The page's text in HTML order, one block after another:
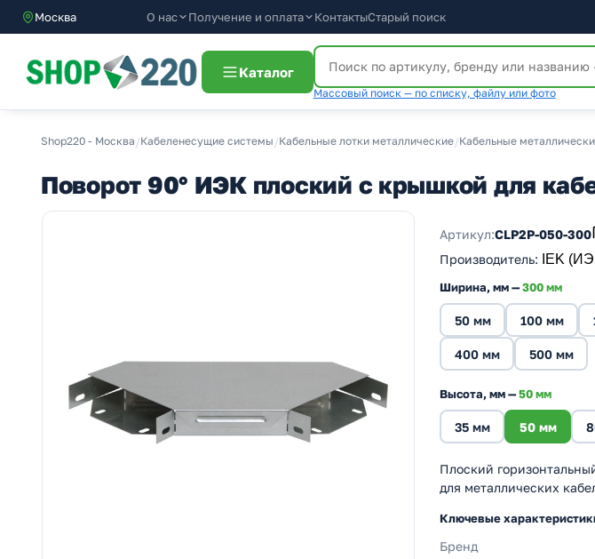
Москва О нас Получение и оплата КонтактыСтарый поиск
Каталог
Массовый поиск — по списку, файлу или фото
Shop220 - Москва /Кабеленесущие системы /Кабельные лотки металлические/Кабельные
Поворот 90° ИЭК плоский с крышкой для
Артикул:CLP2P-050-300
Производитель: IEK
Ширина, мм —300 мм
50 мм 100 мм
400 мм 500 мм
Высота, мм —50 мм
35 мм 50 мм
Плоский
для металлических
Ключевые
Бренд